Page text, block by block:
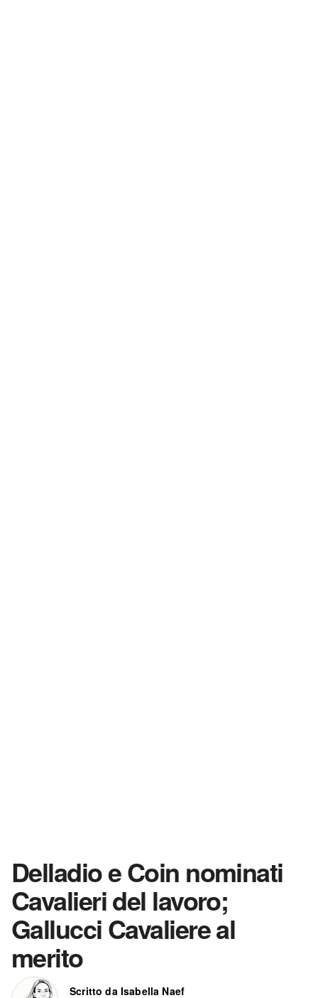
Delladio e Coin nominati
Cavalieri del lavoro;
Gallucci Cavaliere al
merito
Scritto da Isabella Naef